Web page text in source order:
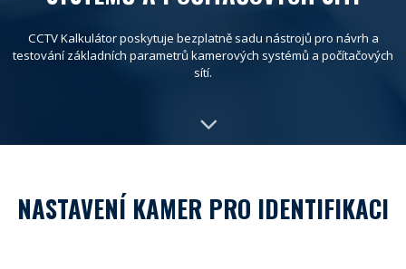
CCTV Kalkulátor poskytuje bezplatně sadu nástrojů pro návrh a
testování základních parametrů kamerových systémů a počítačových
sítí.
NASTAVENÍ KAMER PRO IDENTIFIKACI